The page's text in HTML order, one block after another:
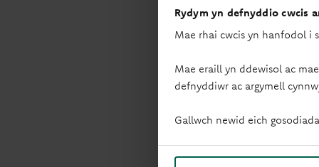
Rydym yn defnyddio cwcis
Mae rhai cwcis yn hanfodol i
Mae eraill yn ddewisol ac
defnyddiwr ac argymell
Gallwch newid eich